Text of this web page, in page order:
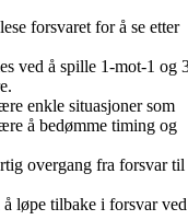
forsvaret for å se etter
ved å spille 1-mot-1 og
enkle situasjoner som
å bedømme timing og
overgang fra forsvar til
løpe tilbake i forsvar ved